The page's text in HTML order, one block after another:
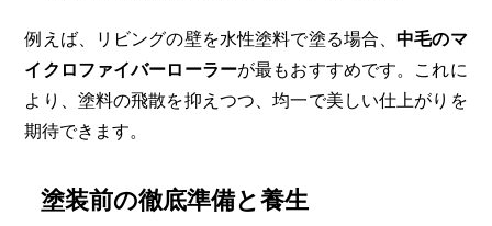
例えば、リビングの壁を水性塗料で塗る場合、中毛のマ
イクロファイバーローラーが最もおすすめです。これに
より、塗料の飛散を抑えつつ、均一で美しい仕上がりを
期待できます。
塗装前の徹底準備と養生